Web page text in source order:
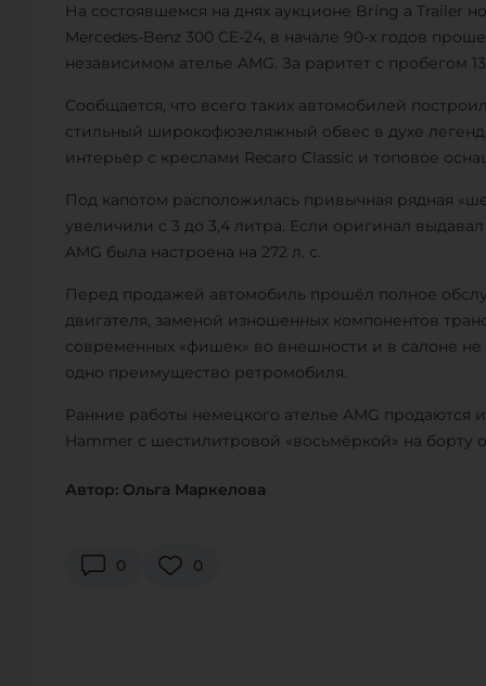
На состоявшемся на днях аукционе Bring a Trailer
Mercedes-Benz 300 CE-24, в начале 90-х годов
независимом ателье AMG. За раритет с пробегом
Сообщается, что всего таких автомобилей
стильный широкофюзеляжный обвес в духе
интерьер с креслами Recaro Classic и топовое
Под капотом расположилась привычная рядная
увеличили с 3 до 3,4 литра. Если оригинал
AMG была настроена на 272 л. с.
Перед продажей автомобиль прошёл полное
двигателя, заменой изношенных компонентов
современных «фишек» во внешности и в салоне
одно преимущество ретромобиля.
Ранние работы немецкого ателье AMG продаются
Hammer с шестилитровой «восьмёркой» на борту
Автор: Ольга Маркелова
0 0